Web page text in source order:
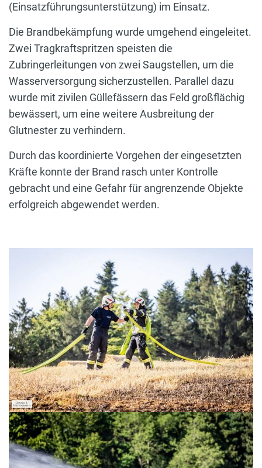
(Einsatzführungsunterstützung) im Einsatz.
Die Brandbekämpfung wurde umgehend eingeleitet.
Zwei Tragkraftspritzen speisten die
Zubringerleitungen von zwei Saugstellen, um die
Wasserversorgung sicherzustellen. Parallel dazu
wurde mit zivilen Güllefässern das Feld großflächig
bewässert, um eine weitere Ausbreitung der
Glutnester zu verhindern.
Durch das koordinierte Vorgehen der eingesetzten
Kräfte konnte der Brand rasch unter Kontrolle
gebracht und eine Gefahr für angrenzende Objekte
erfolgreich abgewendet werden.